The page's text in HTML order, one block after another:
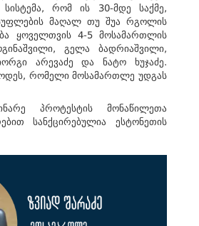
რომ ის 30-მდე საქმე,
მაღალ თუ შუა რგოლის
ყოველთვის 4-5 მოსამართლის
გელა ბადრიაშვილი,
არევაძე და ნატო ხუჯაძე.
რომელი მოსამართლე უდგას
პროტესტის მონაწილეთა
სანქცირებულია ესტონეთის